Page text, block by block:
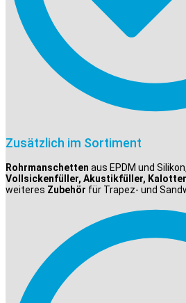
Zusätzlich im Sortiment
Rohrmanschetten aus EPDM und Silikon,
Vollsickenfüller, Akustikfüller,
weiteres Zubehör für Trapez- und